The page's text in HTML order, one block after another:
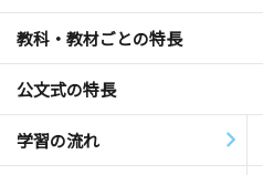
教科・教材ごとの特長
公文式の特長
学習の流れ